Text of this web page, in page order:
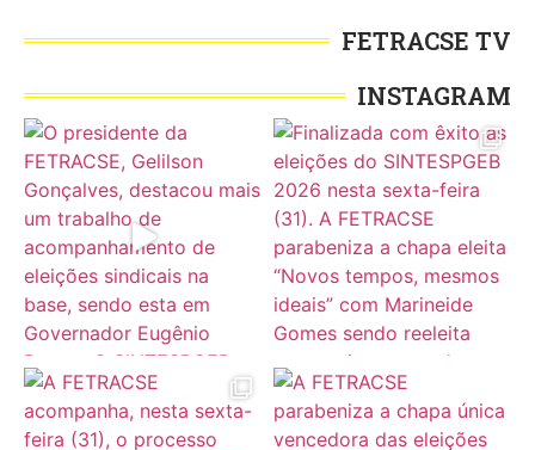
FETRACSE TV
INSTAGRAM